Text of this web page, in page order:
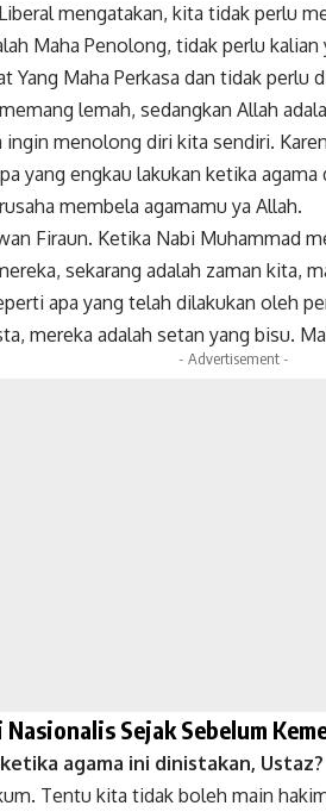
mengatakan, kita tidak perlu
Maha Penolong, tidak perlu
Yang Maha Perkasa dan tidak
lemah, sedangkan Allah
ingin menolong diri kita sendiri.
yang engkau lakukan ketika
membela agamamu ya Allah.
Firaun. Ketika Nabi Muhammad
sekarang adalah zaman kita,
apa yang telah dilakukan oleh
mereka adalah setan yang bisu.
- Advertisement -
Sejak Sebelum
agama ini dinistakan, Ustaz?
Tentu kita tidak boleh main